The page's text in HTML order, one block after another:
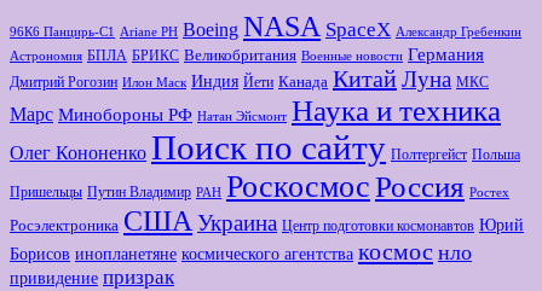
96К6 Панцирь-С1 Ariane РН Boeing NASA SpaceX Александр Гребенкин
Астрономия БПЛА БРИКС Великобритания Военные новости Германия
Дмитрий Рогозин Илон Маск Индия Йети Канада Китай Луна МКС
Марс Минoбороны РФ Натан Эйсмонт Наука и техника
Олег Кононенко Поиск по сайту Полтергейст Польша
Пришельцы Путин Владимир РАН РоскосмосРоссия Ростех
Росэлектроника СШАУкраина Центр подготовки космонавтов Юрий
Борисов инопланетяне космического агентства космос нло
привидение призрак